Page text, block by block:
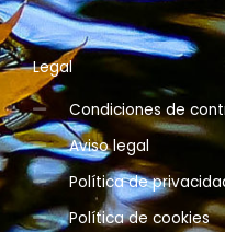
Legal
Condiciones de
Aviso legal
Política de
Política de cookies